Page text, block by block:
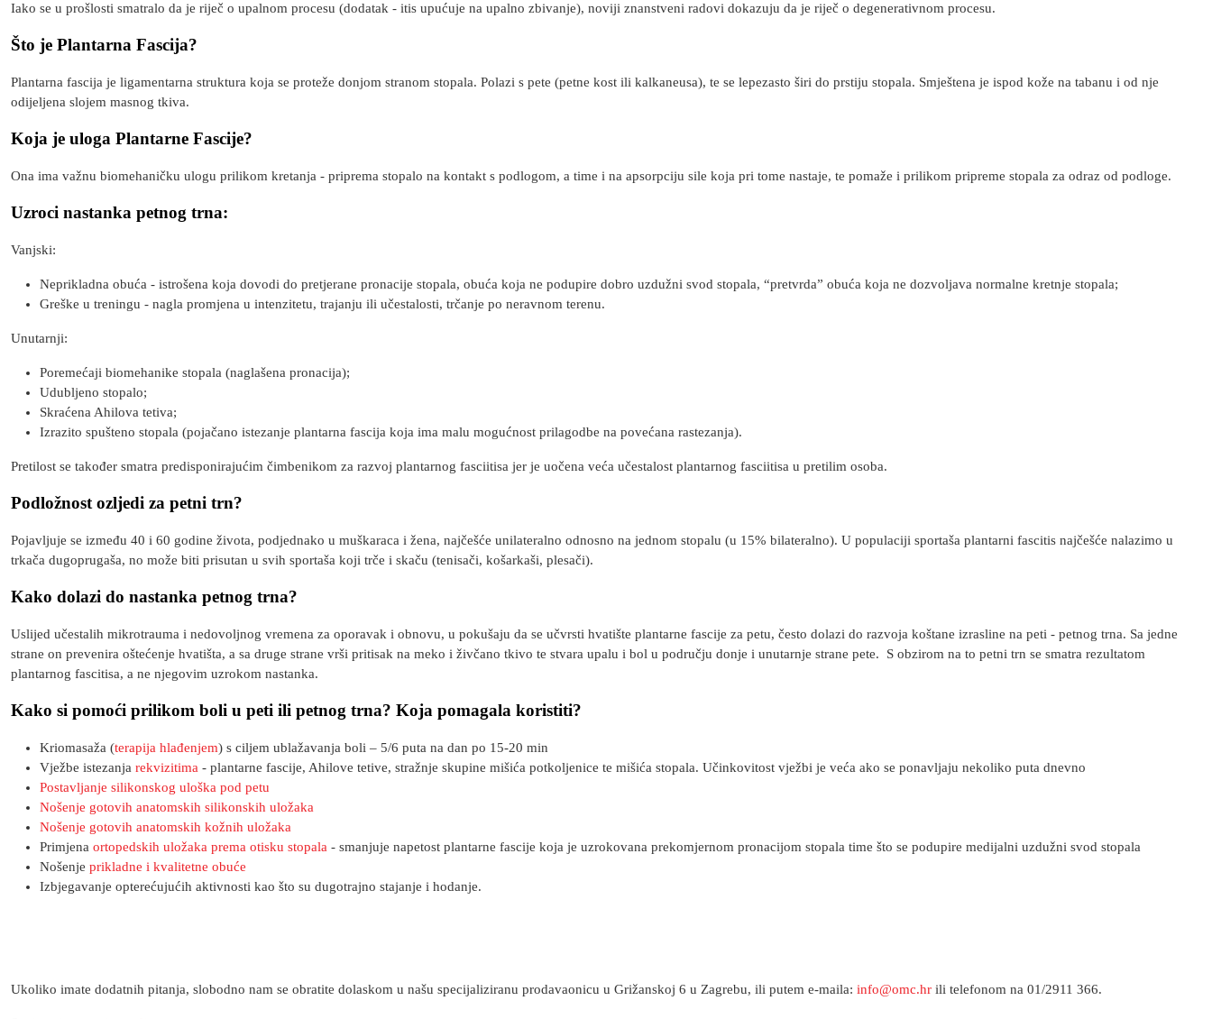
Iako se u prošlosti smatralo da je riječ o upalnom procesu (dodatak - itis upućuje na upalno zbivanje), noviji znanstveni radovi dokazuju da je riječ o degenerativnom procesu.
Što je Plantarna Fascija?
Plantarna fascija je ligamentarna struktura koja se proteže donjom stranom stopala. Polazi s pete (petne kost ili kalkaneusa), te se lepezasto širi do prstiju stopala. Smještena je ispod kože na tabanu i od nje
odijeljena slojem masnog tkiva.
Koja je uloga Plantarne Fascije?
Ona ima važnu biomehaničku ulogu prilikom kretanja - priprema stopalo na kontakt s podlogom, a time i na apsorpciju sile koja pri tome nastaje, te pomaže i prilikom pripreme stopala za odraz od podloge.
Uzroci nastanka petnog trna:
Vanjski:
Neprikladna obuća - istrošena koja dovodi do pretjerane pronacije stopala, obuća koja ne podupire dobro uzdužni svod stopala, “pretvrda” obuća koja ne dozvoljava normalne kretnje stopala;
Greške u treningu - nagla promjena u intenzitetu, trajanju ili učestalosti, trčanje po neravnom terenu.
Unutarnji:
Poremećaji biomehanike stopala (naglašena pronacija);
Udubljeno stopalo;
Skraćena Ahilova tetiva;
Izrazito spušteno stopala (pojačano istezanje plantarna fascija koja ima malu mogućnost prilagodbe na povećana rastezanja).
Pretilost se također smatra predisponirajućim čimbenikom za razvoj plantarnog fasciitisa jer je uočena veća učestalost plantarnog fasciitisa u pretilim osoba.
Podložnost ozljedi za petni trn?
Pojavljuje se između 40 i 60 godine života, podjednako u muškaraca i žena, najčešće unilateralno odnosno na jednom stopalu (u 15% bilateralno). U populaciji sportaša plantarni fascitis najčešće nalazimo u
trkača dugoprugaša, no može biti prisutan u svih sportaša koji trče i skaču (tenisači, košarkaši, plesači).
Kako dolazi do nastanka petnog trna?
Uslijed učestalih mikrotrauma i nedovoljnog vremena za oporavak i obnovu, u pokušaju da se učvrsti hvatište plantarne fascije za petu, često dolazi do razvoja koštane izrasline na peti - petnog trna. Sa jedne
strane on prevenira oštećenje hvatišta, a sa druge strane vrši pritisak na meko i živčano tkivo te stvara upalu i bol u području donje i unutarnje strane pete. S obzirom na to petni trn se smatra rezultatom
plantarnog fascitisa, a ne njegovim uzrokom nastanka.
Kako si pomoći prilikom boli u peti ili petnog trna? Koja pomagala koristiti?
Kriomasaža (terapija hlađenjem) s ciljem ublažavanja boli – 5/6 puta na dan po 15-20 min
Vježbe istezanja rekvizitima - plantarne fascije, Ahilove tetive, stražnje skupine mišića potkoljenice te mišića stopala. Učinkovitost vježbi je veća ako se ponavljaju nekoliko puta dnevno
Postavljanje silikonskog uloška pod petu
Nošenje gotovih anatomskih silikonskih uložaka
Nošenje gotovih anatomskih kožnih uložaka
Primjena ortopedskih uložaka prema otisku stopala - smanjuje napetost plantarne fascije koja je uzrokovana prekomjernom pronacijom stopala time što se podupire medijalni uzdužni svod stopala
Nošenje prikladne i kvalitetne obuće
Izbjegavanje opterećujućih aktivnosti kao što su dugotrajno stajanje i hodanje.
Ukoliko imate dodatnih pitanja, slobodno nam se obratite dolaskom u našu specijaliziranu prodavaonicu u Grižanskoj 6 u Zagrebu, ili putem e-maila: info@omc.hr ili telefonom na 01/2911 366.